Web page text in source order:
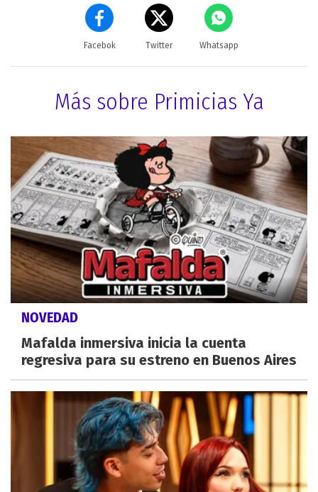
Facebok Twitter Whatsapp
Más sobre Primicias Ya
NOVEDAD
Mafalda inmersiva inicia la cuenta
regresiva para su estreno en Buenos Aires